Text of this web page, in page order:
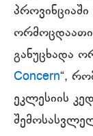
განუცხადა
Concern“,
ეკლესიის